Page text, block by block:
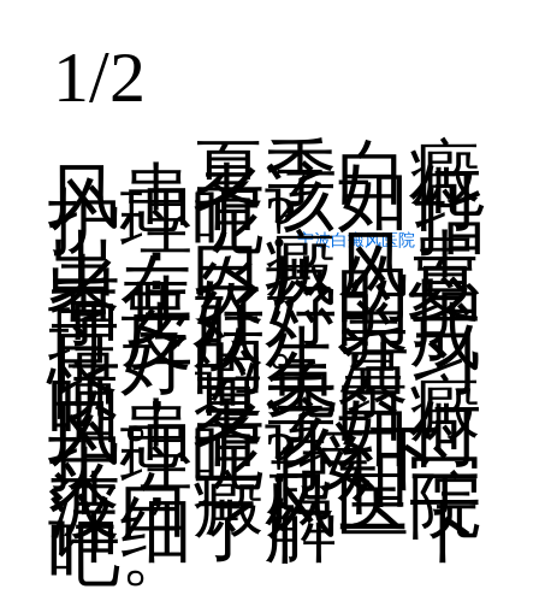
1/2
夏季白癜
风患者该如何
护理呢?宁波白癜风医院指
出：白癜风患
者在炎热的夏
季要好好的护
理皮肤。养成
良好的生活习
惯，避免暴
晒。夏季白癜
风患者该如何
护理呢?接下
来，一起和宁
波白癜风医院
详细了解一下
吧。